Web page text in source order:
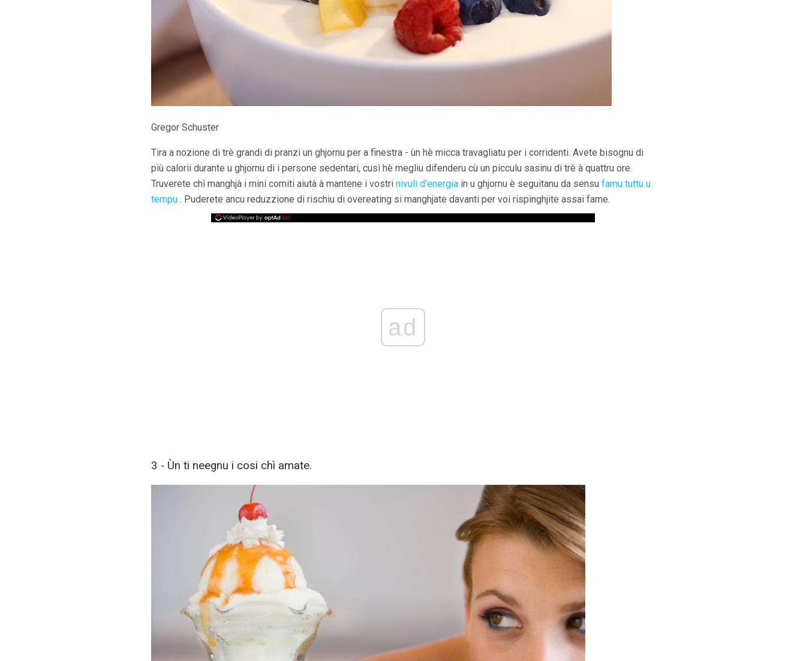
Gregor Schuster
Tira a nozione di trè grandi di pranzi un ghjornu per a finestra - ùn hè micca travagliatu per i corridenti. Avete bisognu di
più calorii durante u ghjornu di i persone sedentari, cusì hè megliu difenderu cù un picculu sasinu di trè à quattru ore.
Truverete chì manghjà i mini comiti aiutà à mantene i vostri nivuli d'energia in u ghjornu è seguitanu da sensu famu tuttu u
tempu . Puderete ancu reduzzione di rischiu di overeating si manghjate davanti per voi rispinghjite assai fame.
ad
3 - Ùn ti neegnu i cosi chì amate.